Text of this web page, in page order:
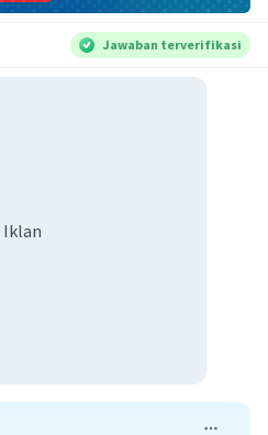
Jawaban terverifikasi
Iklan